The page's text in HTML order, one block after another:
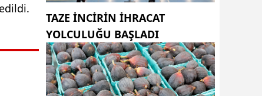
TAZE INCIRIN IHRACAT
YOLCULUĞU BAŞLADI